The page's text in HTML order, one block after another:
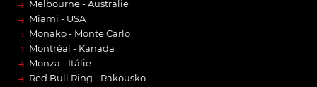
→ Melbourne - Austrálie
→ Miami - USA
→ Monako - Monte Carlo
→ Montréal - Kanada
→ Monza - Itálie
→ Red Bull Ring - Rakousko